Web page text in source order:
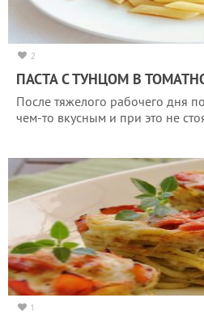
2
ПАСТА С ТУНЦОМ В
После тяжелого рабочего дня
чем-то вкусным и при это не
1